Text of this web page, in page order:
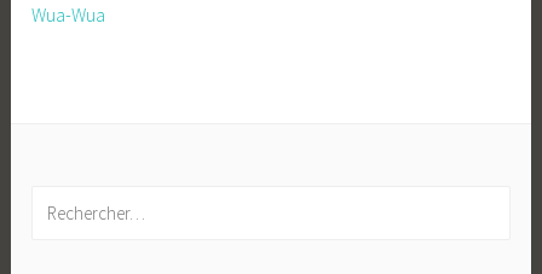
Wua-Wua